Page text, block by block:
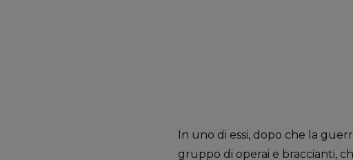
In uno di essi, dopo che la
gruppo di operai e braccianti,